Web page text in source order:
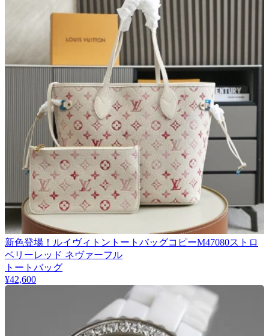
新色登場！ルイヴィトントートバッグコピーM47080ストロ
ベリーレッド ネヴァーフル
トートバッグ
¥42,600